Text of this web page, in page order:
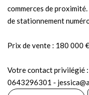
commerces de
de stationnement
Prix de vente : 180 000 €.
Votre contact privilégié :
0643296301 -